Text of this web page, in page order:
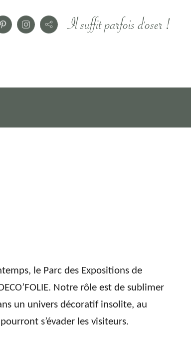
Il suffit parfois d'oser !
le Parc des Expositions de
Notre rôle est de sublimer
un univers décoratif insolite, au
s’évader les visiteurs.